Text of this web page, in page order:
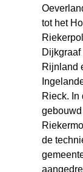
tot het
Rijnland
Rieck. In
de